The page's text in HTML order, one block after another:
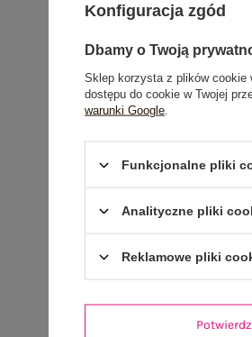
Konfiguracja zgód
Dbamy o Twoją
Sklep korzysta z plików cookie
dostępu do cookie w Twojej
warunki Google
Funkcjonalne pliki
Analityczne pliki
Reklamowe pliki